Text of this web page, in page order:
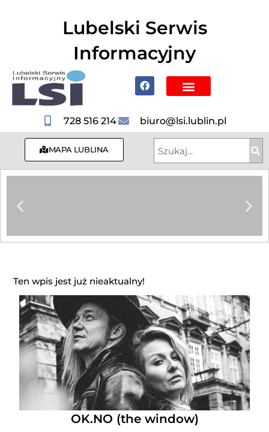
Lubelski Serwis
Informacyjny
728 516 214 biuro@lsi.lublin.pl
MAPA LUBLINA
Ten wpis jest już nieaktualny!
OK.NO (the window)